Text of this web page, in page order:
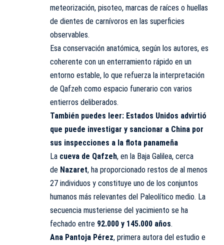
meteorización, pisoteo, marcas de raíces o huellas
de dientes de carnívoros en las superficies
observables.
Esa conservación anatómica, según los autores, es
coherente con un enterramiento rápido en un
entorno estable, lo que refuerza la interpretación
de Qafzeh como espacio funerario con varios
entierros deliberados.
También puedes leer: Estados Unidos advirtió
que puede investigar y sancionar a China por
sus inspecciones a la flota panameña
La cueva de Qafzeh, en la Baja Galilea, cerca
de Nazaret, ha proporcionado restos de al menos
27 individuos y constituye uno de los conjuntos
humanos más relevantes del Paleolítico medio. La
secuencia musteriense del yacimiento se ha
fechado entre 92.000 y 145.000 años.
Ana Pantoja Pérez, primera autora del estudio e